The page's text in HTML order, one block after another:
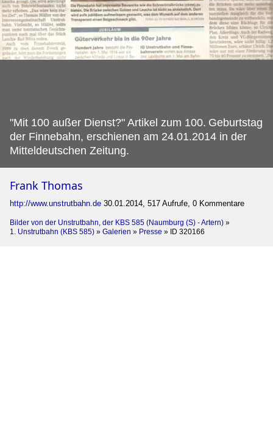
"Mit 100 außer Dienst?" Artikel zum 100. Geburtstag
der Finnebahn, erschienen am 24.01.2014 in der
Mitteldeutschen Zeitung.
Frank Thomas
http://www.unstrutbahn.de 30.01.2014, 517 Aufrufe, 0 Kommentare
Bilder von der Unstrutbahn, der KBS 585 (Naumburg (S) - Artern) »
1. Unstrutbahn (KBS 585) » Galerien » Presse » ID 320166